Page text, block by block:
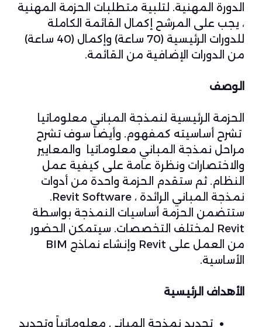
الدورة المهنية. لتلبية متطلبات الحزمة المهنية
، يجب على المرشح إكمال القائمة الكاملة
للدورات الرئيسية (70 ساعة) وإكمال (40 ساعة)
من الدورات الإضافية من القائمة.
الوصف
الحزمة الرئيسية لنمذجة المباني معلوماتيا
تشرح أساسيته كمفهوم. وأيضا سوف تشرح
مراحل نمذجة المباني معلوماتيا والمعايير
والاختصارات ونظرة عامة على كيفية عمل
النظام. ثم ستقدم الحزمة واحدة من أدوات
نمذجة المباني الرائدة ، Revit Software.
ستتضمن الحزمة أساسيات النمذجة بواسطة
Revit لمختلف التخصصات. سيتمكن الحضور
من العمل على Revit وإنشاء نماذج BIM
الأساسية.
الأهداف الرئيسية
تحديد نمذجة المباني معلوماتياً وتحديد